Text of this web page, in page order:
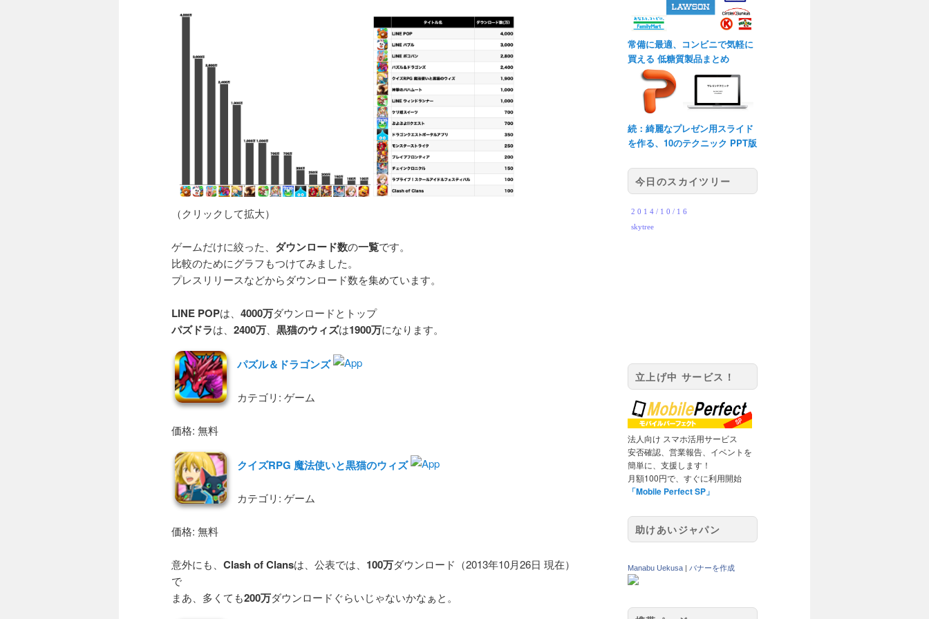
（クリックして拡大）
ゲームだけに絞った、 ダウンロード数の一覧です。
比較のためにグラフもつけてみました。
プレスリリースなどからダウンロード数を集めています。
LINE POPは、 4000万ダウンロードとトップ
パズドラは、 2400万 黒猫のウィズは1900万になります。
パズル＆ドラゴンズ
カテゴリ: ゲーム
価格: 無料
クイズRPG 魔法使いと黒猫のウィズ
カテゴリ: ゲーム
価格: 無料
意外にも、 Clash of Clansは、公表では、 100万ダウンロード（2013年10月26日 現在）
で
まあ、多くても200万ダウンロードぐらいじゃないかなぁと。
常備に最適、コンビニで気軽に
買える 低糖質製品まとめ
続：綺麗なプレゼン用スライド
を作る、10のテクニック PPT版
今日のスカイツリー
立上げ中 サービス！
法人向け スマホ活用サービス
安否確認、営業報告、イベントを
簡単に、支援します！
月額100円で、すぐに利用開始
「Mobile Perfect SP」
助けあいジャパン
Manabu Uekusa バナーを作成